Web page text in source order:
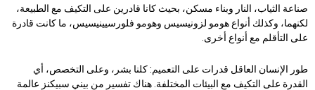
صناعة الثياب، النار وبناء مسكن، بحيث كانا قادرين على التكيف مع الطبيعة،
لكنهما، وكذلك أنواع هومو لزونيسيس وهومو فلورسيينيسيس، ما كانت قادرة
على التأقلم مع أنواع أخرى.
طور الإنسان العاقل قدرات على التعميم: كلنا بشر، وعلى التخصص، أي
القدرة على التكيف مع البيئات المختلفة. هناك تفسير من بيني سبيكنز عالمة